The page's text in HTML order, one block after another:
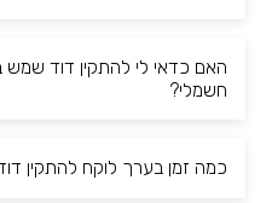
האם כדאי לי להתקין דוד שמש
חשמלי?
כמה זמן בערך לוקח להתקין